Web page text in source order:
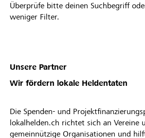
Überprüfe bitte deinen Suchbegriff
weniger Filter.
Unsere Partner
Wir fördern lokale Heldentaten
Die Spenden- und
lokalhelden.ch richtet sich an Vereine
gemeinnützige Organisationen und